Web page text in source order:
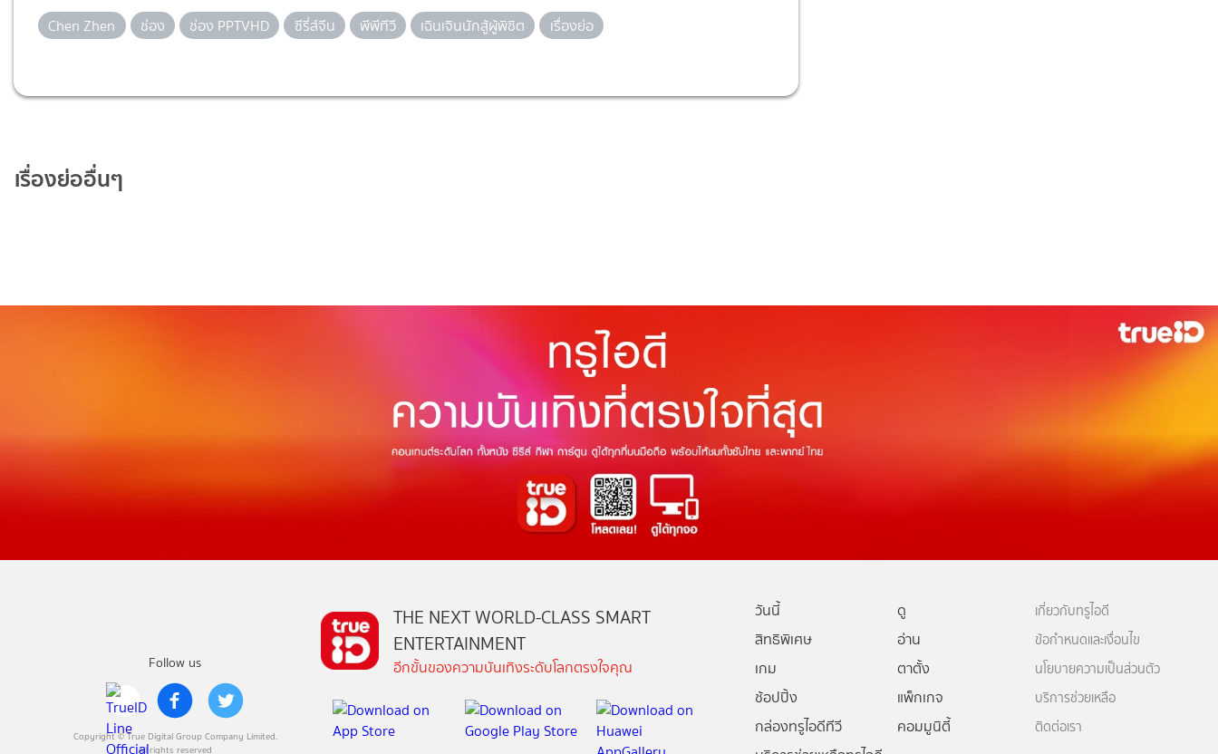
Chen Zhen ช่อง ช่อง PPTVHD ซีรี่ส์จีน พีพีทีวี เฉินเจินนักสู้ผู้พิชิต เรื่องย่อ
เรื่องย่ออื่นๆ
Follow us
Copyright © True Digital Group Company Limited.
All rights reserved
THE NEXT WORLD-CLASS SMART
ENTERTAINMENT
อีกขั้นของความบันเทิงระดับโลกตรงใจคุณ
วันนี้
ดู
สิทธิพิเศษ
อ่าน
เกม
ตาตั้ง
ช้อปปิ้ง
แพ็กเกจ
กล่องทรูไอดีทีวี
คอมมูนิตี้
เกี่ยวกับทรูไอดี
ข้อกำหนดและเงื่อนไข
นโยบายความเป็นส่วนตัว
บริการช่วยเหลือ
ติดต่อเรา